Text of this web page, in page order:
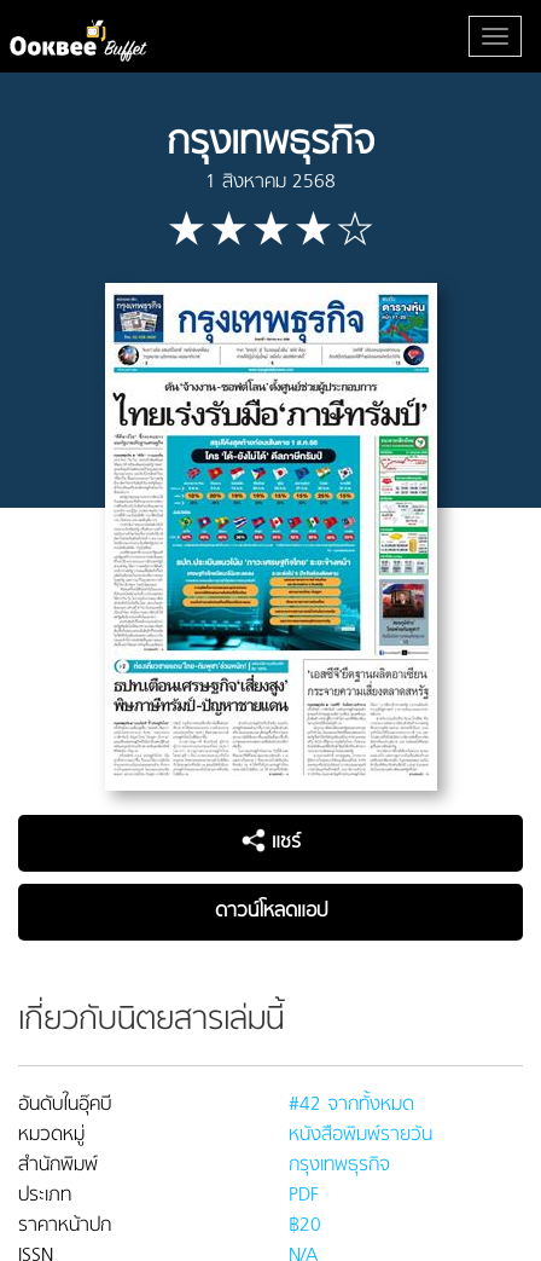
กรุงเทพธุรกิจ
1 สิงหาคม 2568
แชร์
ดาวน์โหลดแอป
เกี่ยวกับนิตยสารเล่มนี้
อันดับในอุ๊คบี
#42 จากทั้งหมด
หมวดหมู่
หนังสือพิมพ์รายวัน
สำนักพิมพ์
กรุงเทพธุรกิจ
ประเภท
PDF
ราคาหน้าปก
฿20